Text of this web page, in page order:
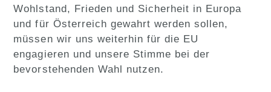
Wohlstand, Frieden und Sicherheit in Europa
und für Österreich gewahrt werden sollen,
müssen wir uns weiterhin für die EU
engagieren und unsere Stimme bei der
bevorstehenden Wahl nutzen.